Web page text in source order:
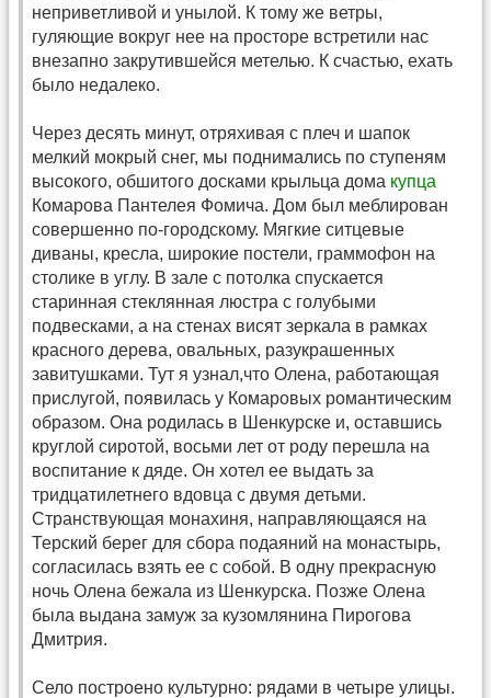
неприветливой и унылой. К тому же ветры,
гуляющие вокруг нее на просторе встретили нас
внезапно закрутившейся метелью. К счастью, ехать
было недалеко.
Через десять минут, отряхивая с плеч и шапок
мелкий мокрый снег, мы поднимались по ступеням
высокого, обшитого досками крыльца дома купца
Комарова Пантелея Фомича. Дом был меблирован
совершенно по-городскому. Мягкие ситцевые
диваны, кресла, широкие постели, граммофон на
столике в углу. В зале с потолка спускается
старинная стеклянная люстра с голубыми
подвесками, а на стенах висят зеркала в рамках
красного дерева, овальных, разукрашенных
завитушками. Тут я узнал,что Олена, работающая
прислугой, появилась у Комаровых романтическим
образом. Она родилась в Шенкурске и, оставшись
круглой сиротой, восьми лет от роду перешла на
воспитание к дяде. Он хотел ее выдать за
тридцатилетнего вдовца с двумя детьми.
Странствующая монахиня, направляющаяся на
Терский берег для сбора подаяний на монастырь,
согласилась взять ее с собой. В одну прекрасную
ночь Олена бежала из Шенкурска. Позже Олена
была выдана замуж за кузомлянина Пирогова
Дмитрия.
Село построено культурно: рядами в четыре улицы.